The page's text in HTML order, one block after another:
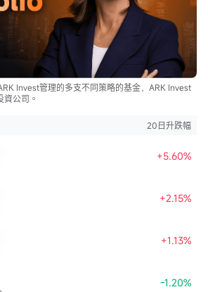
Invest管理的多支不同策略的基金，ARK Invest
公司。
20日升跌幅
+5.60%
+2.15%
+1.13%
-1.20%